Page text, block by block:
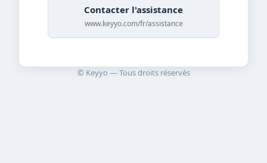
Contacter l'assistance
www.keyyo.com/fr/assistance
© Keyyo — Tous droits réservés